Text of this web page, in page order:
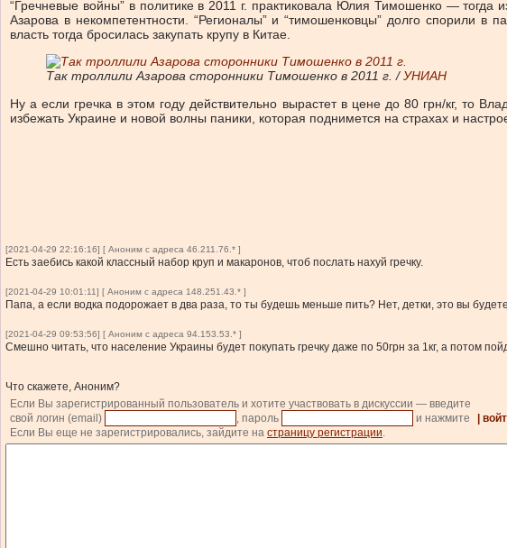
“Гречневые войны” в политике в 2011 г. практиковала Юлия Тимошенко — тогда
Азарова в некомпетентности. “Регионалы” и “тимошенковцы” долго спорили в
власть тогда бросилась закупать крупу в Китае.
Так троллили Азарова сторонники Тимошенко в 2011 г. /УНИАН
Ну а если гречка в этом году действительно вырастет в цене до 80 грн/кг, то
избежать Украине и новой волны паники, которая поднимется на страхах и
[2021-04-29 22:16:16] [ Аноним с адреса 46.211.76.* ]
Есть заебись какой классный набор круп и макаронов, чтоб послать нахуй гречку.
[2021-04-29 10:01:11] [ Аноним с адреса 148.251.43.* ]
Папа, а если водка подорожает в два раза, то ты будешь меньше пить? Нет, детки, это вы
[2021-04-29 09:53:56] [ Аноним с адреса 94.153.53.* ]
Смешно читать, что население Украины будет покупать гречку даже по 50грн за 1кг, а потом
Что скажете, Аноним?
Если Вы зарегистрированный пользователь и хотите участвовать в дискуссии — введите
свой логин (email)
, пароль и нажмите |
Если Вы еще не зарегистрировались, зайдите на страницу регистрации.